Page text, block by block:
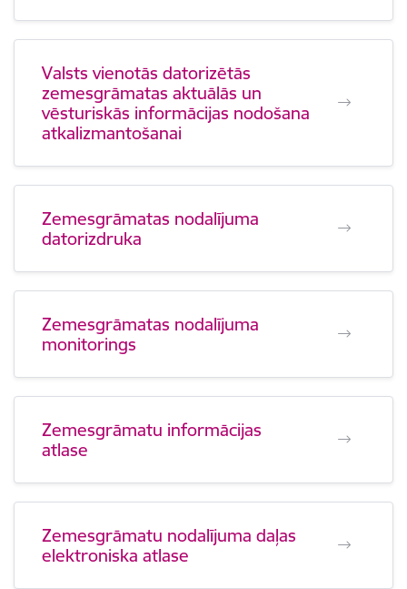
Valsts vienotās datorizētās
zemesgrāmatas aktuālās un
vēsturiskās informācijas nodošana
atkalizmantošanai
Zemesgrāmatas nodalījuma
datorizdruka
Zemesgrāmatas nodalījuma
monitorings
Zemesgrāmatu informācijas
atlase
Zemesgrāmatu nodalījuma daļas
elektroniska atlase